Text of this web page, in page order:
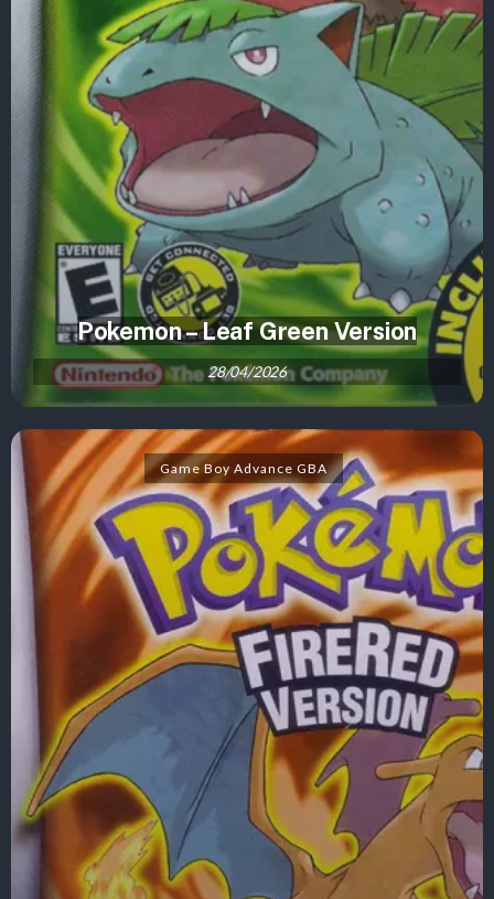
Pokemon – Leaf Green Version
28/04/2026
Game Boy Advance GBA